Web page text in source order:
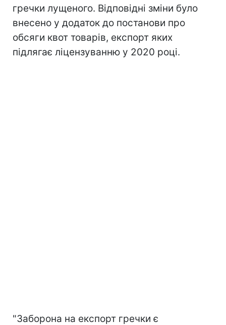
гречки лущеного. Відповідні зміни було
внесено у додаток до постанови про
обсяги квот товарів, експорт яких
підлягає ліцензуванню у 2020 році.
"Заборона на експорт гречки є